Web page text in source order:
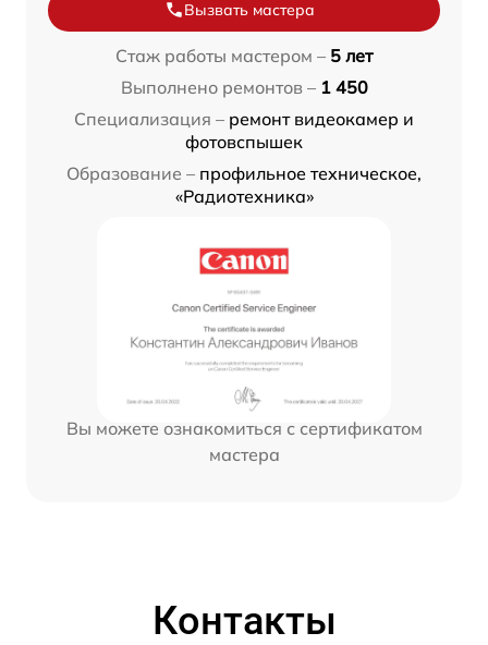
Вызвать мастера
Стаж работы мастером – 5 лет
Выполнено ремонтов – 1 450
Специализация – ремонт видеокамер и
фотовспышек
Образование – профильное техническое,
«Радиотехника»
Вы можете ознакомиться с сертификатом
мастера
Контакты